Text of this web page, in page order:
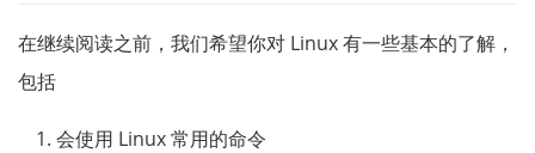
在继续阅读之前，我们希望你对 Linux 有一些基本的了解，
包括
会使用 Linux 常用的命令